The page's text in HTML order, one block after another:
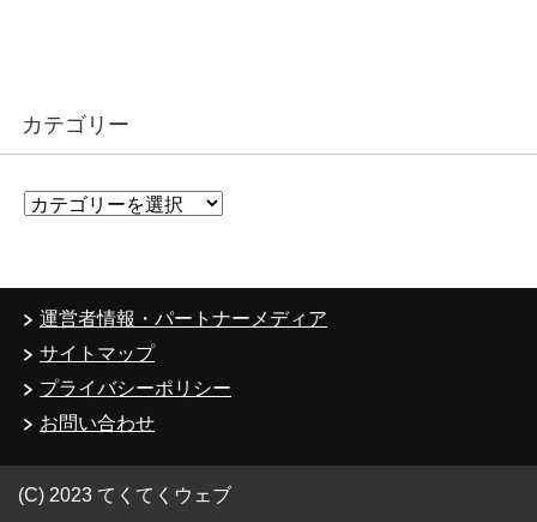
カテゴリー
カ
運営者情報・パートナーメディア
サイトマップ
プライバシーポリシー
お問い合わせ
(C) 2023 てくてくウェブ